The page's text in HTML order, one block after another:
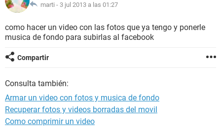
marti - 3 jul 2013 a las 01:27
como hacer un video con las fotos que ya tengo y ponerle
musica de fondo para subirlas al facebook
Compartir
Consulta también:
Armar un video con fotos y musica de fondo
Recuperar fotos y videos borradas del movil
Como comprimir un video